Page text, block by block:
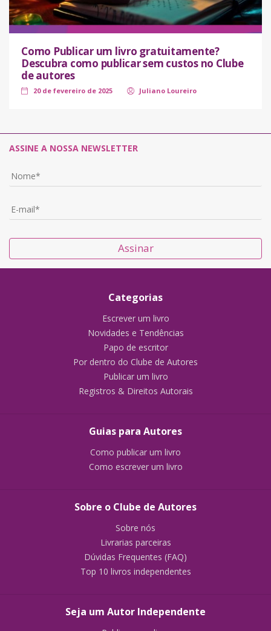
Como Publicar um livro gratuitamente?
Descubra como publicar sem custos no Clube
de autores
20 de fevereiro de 2025 Juliano Loureiro
ASSINE A NOSSA NEWSLETTER
Assinar
Categorias
Escrever um livro
Novidades e Tendências
Papo de escritor
Por dentro do Clube de Autores
Publicar um livro
Registros & Direitos Autorais
Guias para Autores
Como publicar um livro
Como escrever um livro
Sobre o Clube de Autores
Sobre nós
Livrarias parceiras
Dúvidas Frequentes (FAQ)
Top 10 livros independentes
Seja um Autor Independente